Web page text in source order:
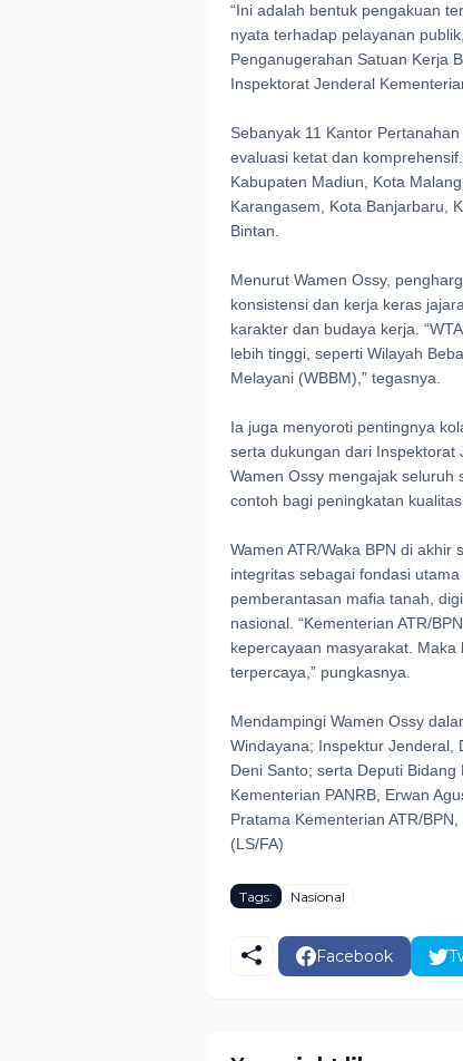
“Ini adalah bentuk pengakuan
nyata terhadap pelayanan
Penganugerahan Satuan Kerja
Inspektorat Jenderal
Sebanyak 11 Kantor
evaluasi ketat dan
Kabupaten Madiun, Kota
Karangasem, Kota Banjarbaru,
Bintan.
Menurut Wamen Ossy,
konsistensi dan kerja keras
karakter dan budaya kerja.
lebih tinggi, seperti Wilayah
Melayani (WBBM),” tegasnya.
Ia juga menyoroti pentingnya
serta dukungan dari Inspektorat
Wamen Ossy mengajak seluruh
contoh bagi peningkatan
Wamen ATR/Waka BPN di
integritas sebagai fondasi
pemberantasan mafia tanah,
nasional. “Kementerian ATR/
kepercayaan masyarakat.
terpercaya,” pungkasnya.
Mendampingi Wamen Ossy
Windayana; Inspektur Jenderal,
Deni Santo; serta Deputi
Kementerian PANRB, Erwan
Pratama Kementerian ATR/
(LS/FA)
Tags: Nasional
Facebook